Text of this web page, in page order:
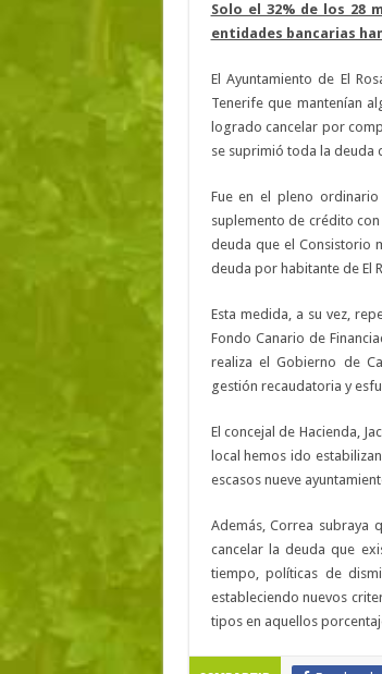
Solo el 32% de los 28
entidades bancarias
El Ayuntamiento de El
Tenerife que mantenían
logrado cancelar por
se suprimió toda la deuda
Fue en el pleno
suplemento de crédito
deuda que el Consistorio
deuda por habitante de El
Esta medida, a su vez,
Fondo Canario de
realiza el Gobierno de
gestión recaudatoria y
El concejal de Hacienda,
local hemos ido
escasos nueve
Además, Correa subraya
cancelar la deuda que
tiempo, políticas de
estableciendo nuevos
tipos en aquellos